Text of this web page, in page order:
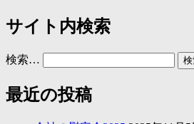
サイト内検索
検索…
最近の投稿